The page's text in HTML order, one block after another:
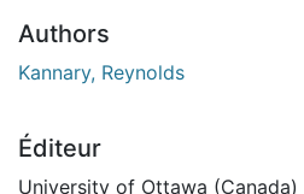
Authors
Kannary, Reynolds
Éditeur
University of Ottawa (Canada)